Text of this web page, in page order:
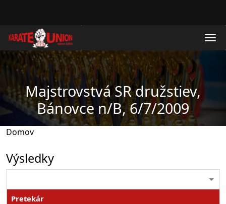
Majstrovstvá SR družstiev,
Bánovce n/B, 6/7/2009
Domov
Výsledky
Pretekár